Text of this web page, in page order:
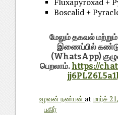
Fluxapyroxad +
Boscalid +
மேலும் தகவல்
இணைப்பில்
(WhatsApp)
பெறலாம். https://
உழவன் நண்பன்atமார்ச்
பகிர்